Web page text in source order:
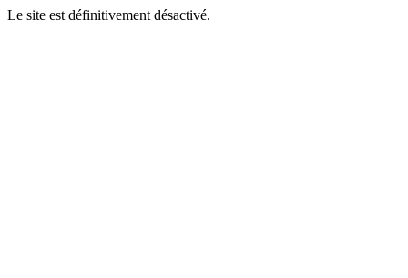
Le site est définitivement désactivé.